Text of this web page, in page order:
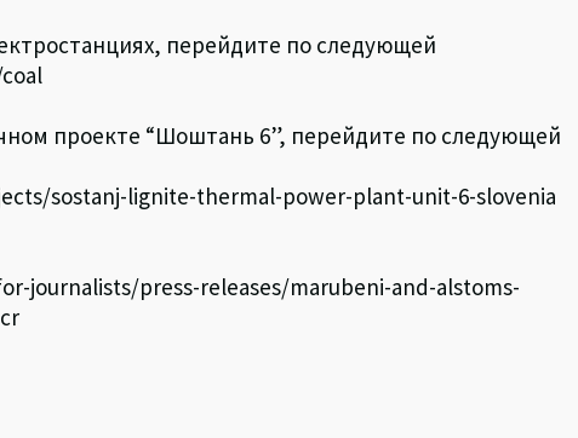
перейдите по следующей
проекте “Шоштань 6”, перейдите по следующей
sostanj-lignite-thermal-power-plant-unit-6-slovenia
journalists/press-releases/marubeni-and-alstoms-